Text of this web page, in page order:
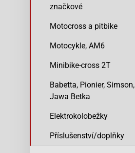
značkové
Motocross a pitbike
Motocykle, AM6
Minibike-cross 2T
Babetta, Pionier, Simson,
Jawa Betka
Elektrokolobežky
Příslušenství/doplňky